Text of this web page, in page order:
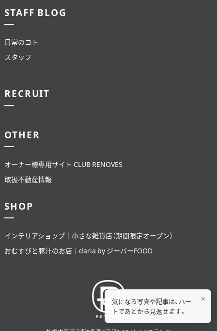
STAFF BLOG
日常のコト
スタッフ
RECRUIT
OTHER
オーナー様専用サイト CLUB RENOVES
取扱不動産情報
SHOP
インテリアショップ｜小さな雑貨店（期間限定オープン）
おむすびと豚汁のお店｜daria by ジーバーFOOD
×
気になる写真や記事は、ハー
トであとから見返せます。